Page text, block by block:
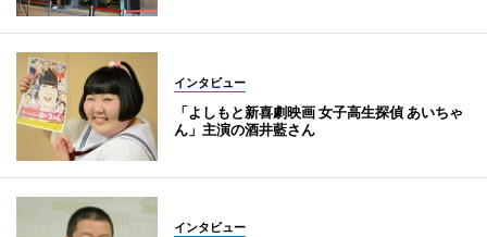
インタビュー
「よしもと新喜劇映画 女子高生探偵 あいちゃ
ん」主演の酒井藍さん
インタビュー